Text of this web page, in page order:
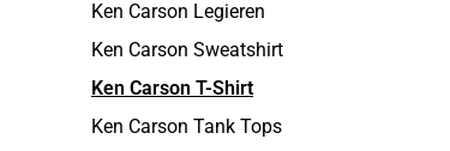
Ken Carson Legieren
Ken Carson Sweatshirt
Ken Carson T-Shirt
Ken Carson Tank Tops